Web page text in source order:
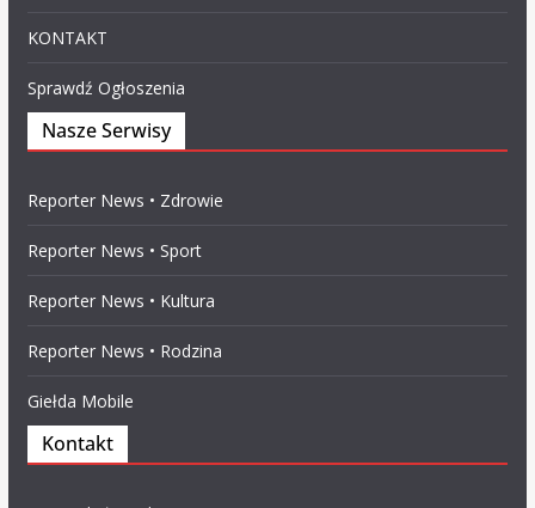
KONTAKT
Sprawdź Ogłoszenia
Nasze Serwisy
Reporter News • Zdrowie
Reporter News • Sport
Reporter News • Kultura
Reporter News • Rodzina
Giełda Mobile
Kontakt